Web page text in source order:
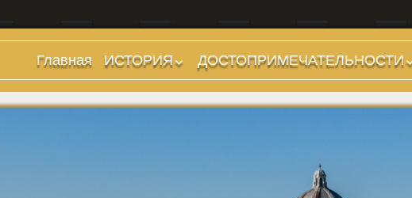
Главная
ИСТОРИЯ
Предыстория
Царский период
ДОСТОПРИМЕЧАТЕЛЬНОСТИ
Холмы и остров.
Районы
Стадионы, Термы